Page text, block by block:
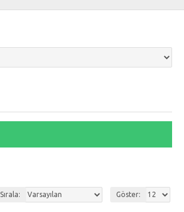
Sırala: Göster: